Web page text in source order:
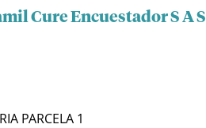
Cure Encuestador S A S
PARCELA 1